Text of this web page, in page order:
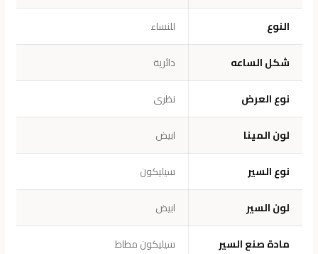
النوع
للنساء
شكل الساعه
دائرية
نوع العرض
نظرى
لون المينا
ابيض
نوع السير
سيليكون
لون السير
ابيض
مادة صنع السير
سيليكون مطاط